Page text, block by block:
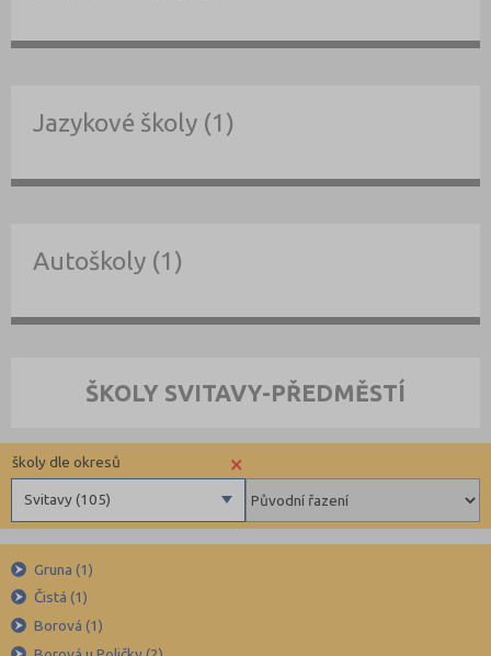
Jazykové školy (1)
Autoškoly (1)
ŠKOLY SVITAVY-PŘEDMĚSTÍ
×
Svitavy (105)
školy dle okresů
Beroun (85)
Blansko (88)
Brno-město (317)
Gruna (1)
Čistá (1)
Borová (1)